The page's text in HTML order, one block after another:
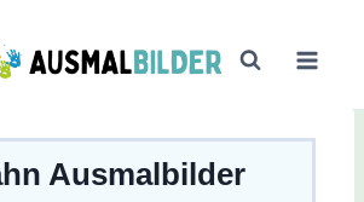
Ausmalbilder